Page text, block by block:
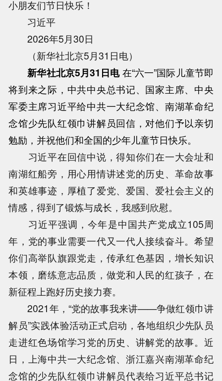
小朋友们节日快乐！
习近平
2026年5月30日
（新华社北京5月31日电）
新华社北京5月31日电在“六一”国际儿童节即
将到来之际，中共中央总书记、国家主席、中央
军委主席习近平给中共一大纪念馆、南湖革命纪
念馆少先队红领巾讲解员回信，对他们予以亲切
勉励，并祝他们和全国的少年儿童节日快乐。
习近平在回信中说，得知你们在一大会址和
南湖红船旁，用心用情讲述党的历史、革命故事
和英雄事迹，厚植了爱党、爱国、爱社会主义的
情感，得到了锻炼与成长，我感到欣慰。
习近平强调，今年是中国共产党成立105周
年，党的事业需要一代又一代人接续奋斗。希望
你们高举队旗跟党走，传承红色基因，增长知识
本领，磨练意志品质，做党和人民的红孩子，在
新征程上跑好历史接力赛。
2021年，“党的故事我来讲——争做红领巾讲
解员”实践体验活动正式启动，各地组织少先队员
走进红色场馆学习党的历史、讲解党的故事。近
日，上海中共一大纪念馆、浙江嘉兴南湖革命纪
念馆的少先队红领巾讲解员代表给习近平总书记